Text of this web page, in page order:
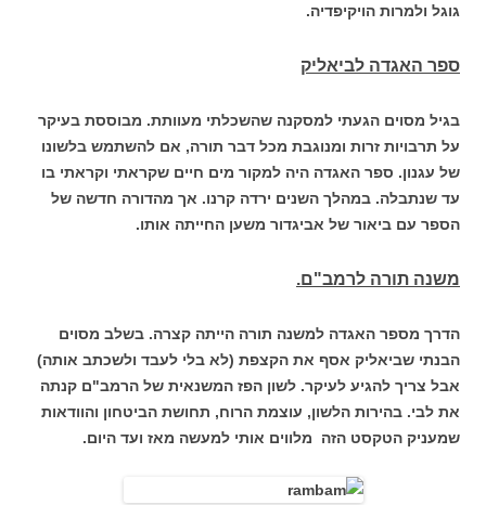
גוגל ולמרות הויקיפדיה.
ספר האגדה לביאליק
בגיל מסוים הגעתי למסקנה שהשכלתי מעוותת. מבוססת בעיקר
על תרבויות זרות ומנוגבת מכל דבר תורה, אם להשתמש בלשונו
של עגנון. ספר האגדה היה למקור מים חיים שקראתי וקראתי בו
עד שנתבלה. במהלך השנים ירדה קרנו. אך מהדורה חדשה של
הספר עם ביאור של אביגדור משען החייתה אותו.
משנה תורה לרמב"ם.
הדרך מספר האגדה למשנה תורה הייתה קצרה. בשלב מסוים
הבנתי שביאליק אסף את הקצפת (לא בלי לעבד ולשכתב אותה)
אבל צריך להגיע לעיקר. לשון הפז המשנאית של הרמב"ם קנתה
את לבי. בהירות הלשון, עוצמת הרוח, תחושת הביטחון והוודאות
שמעניק הטקסט הזה מלווים אותי למעשה מאז ועד היום.